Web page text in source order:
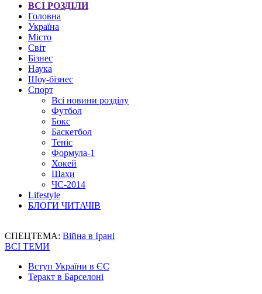
ВСІ РОЗДІЛИ
Головна
Україна
Місто
Світ
Бізнес
Наука
Шоу-бізнес
Спорт
Всі новини розділу
Футбол
Бокс
Баскетбол
Теніс
Формула-1
Хокей
Шахи
ЧС-2014
Lifestyle
БЛОГИ ЧИТАЧІВ
СПЕЦТЕМА: Війна в Ірані
ВСІ ТЕМИ
Вступ України в ЄС
Теракт в Барселоні